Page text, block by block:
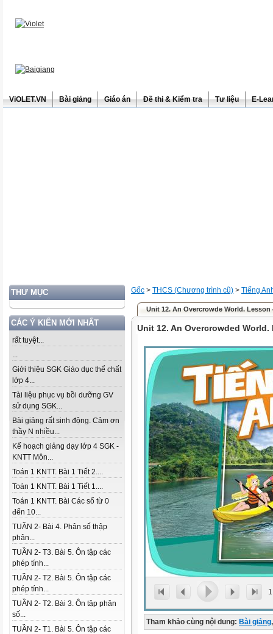
ViOLET.VN Bài giảng Giáo án Đề thi & Kiểm tra Tư liệu E-
THƯ MỤC
CÁC Ý KIẾN MỚI NHẤT
rất tuyệt...
...
Giới thiệu SGK Giáo dục thể chất
lớp 4...
Tài liệu phục vụ bồi dưỡng GV
sử dụng SGK...
Bài giảng rất sinh động. Cảm ơn
thầy N nhiều...
Kế hoạch giảng dạy lớp 4 SGK -
KNTT Môn...
Toán 1 KNTT. Bài 1 Tiết 2....
Toán 1 KNTT. Bài 1 Tiết 1....
Toán 1 KNTT. Bài Các số từ 0
đến 10...
TUẦN 2- Bài 4. Phân số thập
phân...
TUẦN 2- T3. Bài 5. Ôn tập các
phép tính...
TUẦN 2- T2. Bài 5. Ôn tập các
phép tính...
TUẦN 2- T2. Bài 3. Ôn tập phân
số...
TUẦN 2- T1. Bài 5. Ôn tập các
Gốc > THCS (Chương trình cũ) > Tiếng
Unit 12. An Overcrowde World. Lesson
Unit 12. An Overcrowded
1
Tham khảo cùng nội dung: Bài giảng,